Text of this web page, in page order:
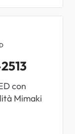
con
Mimaki